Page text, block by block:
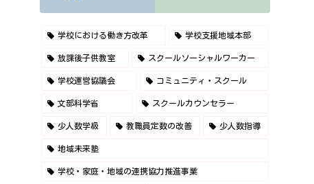
学校における働き方改革 学校支援地域本部
放課後子供教室 スクールソーシャルワーカー
学校運営協議会 コミュニティ・スクール
文部科学省 スクールカウンセラー
少人数学級 教職員定数の改善 少人数指導
地域未来塾
学校・家庭・地域の連携協力推進事業